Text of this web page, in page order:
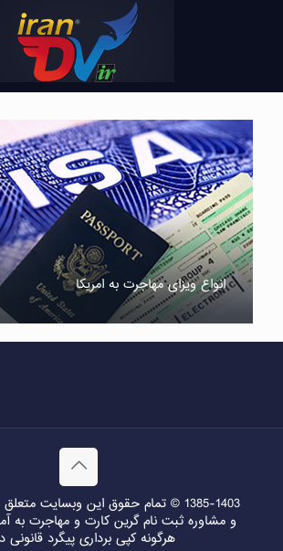
انواع ویزای مهاجرت به امریکا
1385-1403 © تمام حقوق این وبسایت
و مشاوره ثبت نام گرین کارت و مهاجرت به
هرگونه کپی برداری پیگرد قانونی